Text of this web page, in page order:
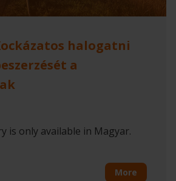
halogatni
a
is only available in Magyar.
More